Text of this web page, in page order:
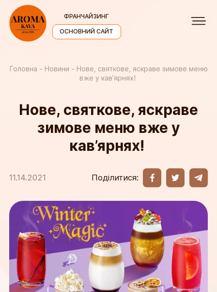
ФРАНЧАЙЗИНГ
ОСНОВНИЙ САЙТ
Головна Новини
Нове, святкове, яскраве зимове меню
вже у кав’ярнях!
Нове, святкове, яскраве
зимове меню вже у
кав’ярнях!
11.14.2021 Поділитися: